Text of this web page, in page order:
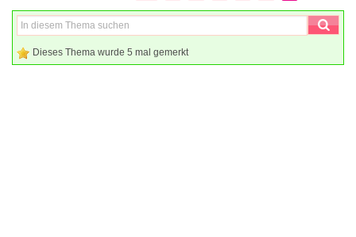
Dieses Thema wurde 5 mal gemerkt